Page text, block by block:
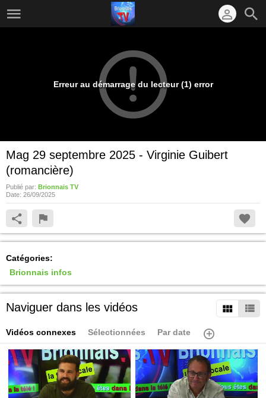
Erreur au démarrage du lecteur (1) error
Mag 29 septembre 2025 - Virginie Guibert
(romancière)
Publié par: Brionnais TV
Date: 26/09/2025
Catégories:
Brionnais infos
Naviguer dans les vidéos
Vidéos connexes Sélectionnées Par date